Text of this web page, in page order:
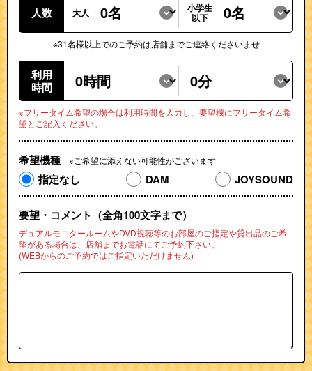
人数 大人 小学生
以下
※31名様以上でのご予約は店舗までご連絡くださいませ
利用
時間
※フリータイム希望の場合は利用時間を入力し、要望欄にフリータイム希
望とご記入ください。
希望機種 ※ご希望に添えない可能性がございます
指定なし DAM JOYSOUND
要望・コメント（全角100文字まで）
デュアルモニタールームやDVD視聴等のお部屋のご指定や貸出品のご希
望がある場合は、店舗までお電話にてご予約下さい。
(WEBからのご予約ではご指定いただけません)